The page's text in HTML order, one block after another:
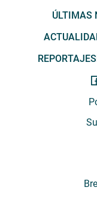
ÚLTIMAS
REPORTAJES